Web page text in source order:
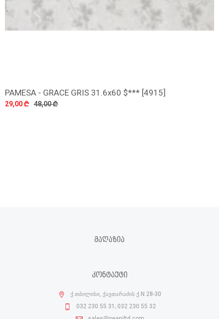
დამატება
PAMESA - GRACE GRIS 31.6x60 $*** [4915]
29,00 ₾ 48,00 ₾
ᲛᲐᲦᲐᲖᲘᲐ
ᲙᲝᲜᲢᲐᲥᲢᲘ
ქ.თბილისი, ქავთარაძის ქ.N 28-30
032 230 55 31; 032 230 55 32